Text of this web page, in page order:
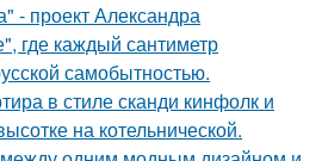
- проект Александра
где каждый сантиметр
самобытностью.
в стиле сканди кинфолк и
на котельнической.